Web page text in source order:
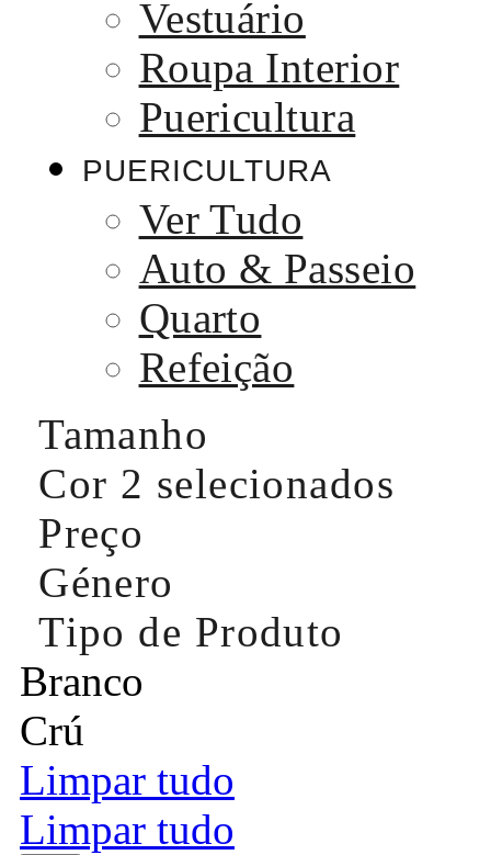
Vestuário
Roupa Interior
Puericultura
PUERICULTURA
Ver Tudo
Auto & Passeio
Quarto
Refeição
Tamanho
Cor 2 selecionados
Preço
Género
Tipo de Produto
Branco
Crú
Limpar tudo
Limpar tudo